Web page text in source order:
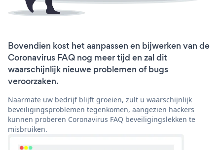
Bovendien kost het aanpassen en bijwerken van de
Coronavirus FAQ nog meer tijd en zal dit
waarschijnlijk nieuwe problemen of bugs
veroorzaken.
Naarmate uw bedrijf blijft groeien, zult u waarschijnlijk
beveiligingsproblemen tegenkomen, aangezien hackers
kunnen proberen Coronavirus FAQ beveiligingslekken te
misbruiken.